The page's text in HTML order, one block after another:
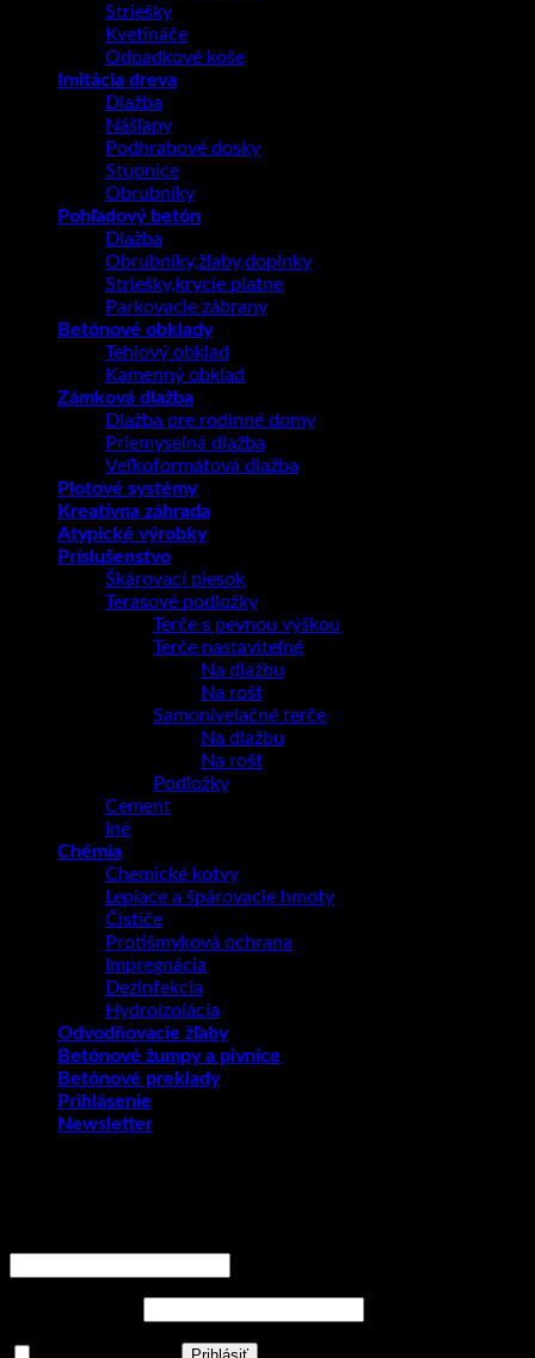
Striešky
Kvetináče
Odpadkové koše
Imitácia dreva
Dlažba
Nášľapy
Podhrabové dosky
Stupnice
Obrubníky
Pohľadový betón
Dlažba
Obrubníky,žľaby,doplnky
Striešky,krycie platne
Parkovacie zábrany
Betónové obklady
Tehlový obklad
Kamenný obklad
Zámková dlažba
Dlažba pre rodinné domy
Priemyselná dlažba
Veľkoformátová dlažba
Plotové systémy
Kreatívna záhrada
Atypické výrobky
Príslušenstvo
Škárovací piesok
Terasové podložky
Terče s pevnou výškou
Terče nastaviteľné
Na dlažbu
Na rošt
Samonivelačné terče
Na dlažbu
Na rošt
Podložky
Cement
Iné
Chémia
Chemické kotvy
Lepiace a špárovacie hmoty
Čističe
Protišmyková ochrana
Impregnácia
Dezinfekcia
Hydroizolácia
Odvodňovacie žľaby
Betónové žumpy a pivnice
Betónové preklady
Prihlásenie
Newsletter